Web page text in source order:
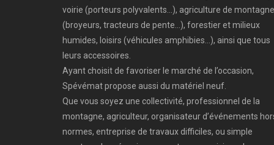
voirie (porteurs polyvalents…), agriculture de montagne
(broyeurs, tracteurs de pente…), forestier et milieux
humides, loisirs (véhicules amphibies…), ainsi que tous
leurs accessoires.
Ayant choisit de favoriser le marché de l’occasion,
Spévémat propose aussi du matériel neuf.
Que vous soyez une collectivité, professionnel de la
montagne, agriculteur, organisateur d’événements
normes, entreprise de travaux difficiles, ou simple